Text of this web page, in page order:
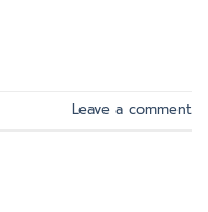
Leave a comment